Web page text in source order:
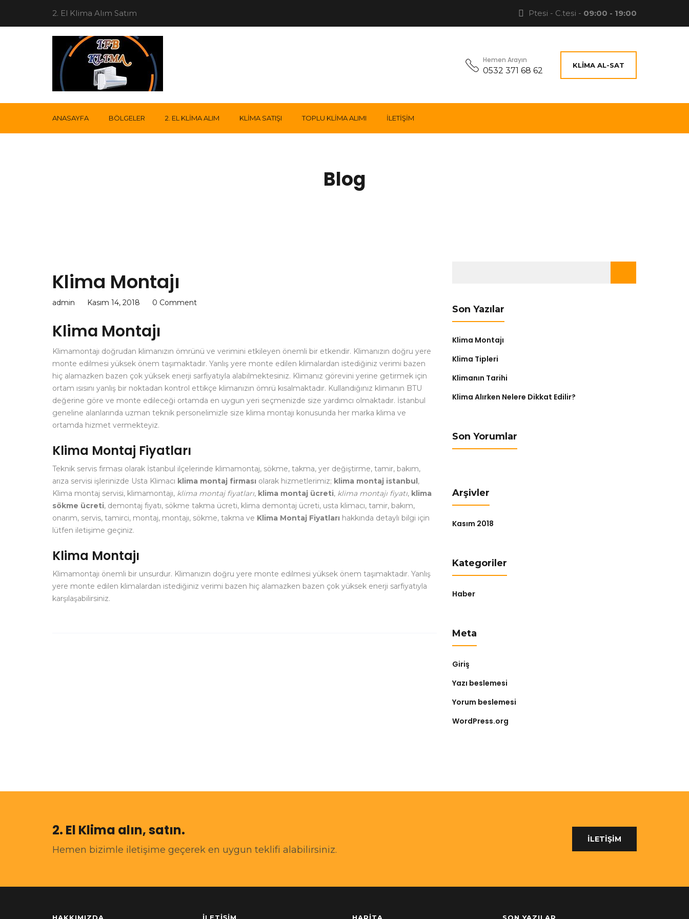
2. El Klima Alım Satım Ptesi - C.tesi - 09:00 - 19:00
Hemen Arayın
0532 371 68 62
KLIMA AL-SAT
ANASAYFA BÖLGELER 2. EL KLIMA ALIM KLIMA SATIŞI TOPLU KLIMA ALIMI İLETIŞIM
Blog
Klima Montajı
admin Kasım 14, 2018 0 Comment
Klima Montajı
Klimamontajı doğrudan klimanızın ömrünü ve verimini etkileyen önemli bir etkendir. Klimanızın doğru yere
monte edilmesi yüksek önem taşımaktadır. Yanlış yere monte edilen klimalardan istediğiniz verimi bazen
hiç alamazken bazen çok yüksek enerji sarfiyatıyla alabilmektesiniz. Klimanız görevini yerine getirmek için
ortam ısısını yanlış bir noktadan kontrol ettikçe klimanızın ömrü kısalmaktadır. Kullandığınız klimanın BTU
değerine göre ve monte edileceği ortamda en uygun yeri seçmenizde size yardımcı olmaktadır. İstanbul
geneline alanlarında uzman teknik personelimizle size klima montajı konusunda her marka klima ve
ortamda hizmet vermekteyiz.
Klima Montaj Fiyatları
Teknik servis firması olarak İstanbul ilçelerinde klimamontaj, sökme, takma, yer değiştirme, tamir, bakım,
arıza servisi işlerinizde Usta Klimacı klima montaj firması olarak hizmetlerimiz; klima montaj istanbul,
Klima montaj servisi, klimamontajı, klima montaj fiyatları, klima montaj ücreti, klima montajı fiyatı, klima
sökme ücreti, demontaj fiyatı, sökme takma ücreti, klima demontaj ücreti, usta klimacı, tamir, bakım,
onarım, servis, tamirci, montaj, montajı, sökme, takma ve Klima Montaj Fiyatları hakkında detaylı bilgi için
lütfen iletişime geçiniz.
Klima Montajı
Klimamontajı önemli bir unsurdur. Klimanızın doğru yere monte edilmesi yüksek önem taşımaktadır. Yanlış
yere monte edilen klimalardan istediğiniz verimi bazen hiç alamazken bazen çok yüksek enerji sarfiyatıyla
karşılaşabilirsiniz.
Son Yazılar
Klima Montajı
Klima Tipleri
Klimanın Tarihi
Klima Alırken Nelere Dikkat Edilir?
Son Yorumlar
Arşivler
Kasım 2018
Kategoriler
Haber
Meta
Giriş
Yazı beslemesi
Yorum beslemesi
WordPress.org
2. El Klima alın, satın.
Hemen bizimle iletişime geçerek en uygun teklifi alabilirsiniz.
İLETİŞİM